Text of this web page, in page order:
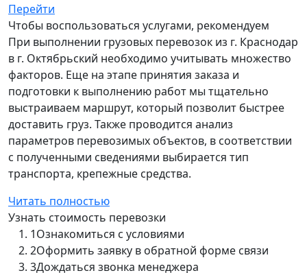
Перейти
Чтобы воспользоваться услугами, рекомендуем
При выполнении грузовых перевозок из г. Краснодар
в г. Октябрьский необходимо учитывать множество
факторов. Еще на этапе принятия заказа и
подготовки к выполнению работ мы тщательно
выстраиваем маршрут, который позволит быстрее
доставить груз. Также проводится анализ
параметров перевозимых объектов, в соответствии
с полученными сведениями выбирается тип
транспорта, крепежные средства.
Читать полностью
Узнать стоимость перевозки
1Ознакомиться с условиями
2Оформить заявку в обратной форме связи
3Дождаться звонка менеджера